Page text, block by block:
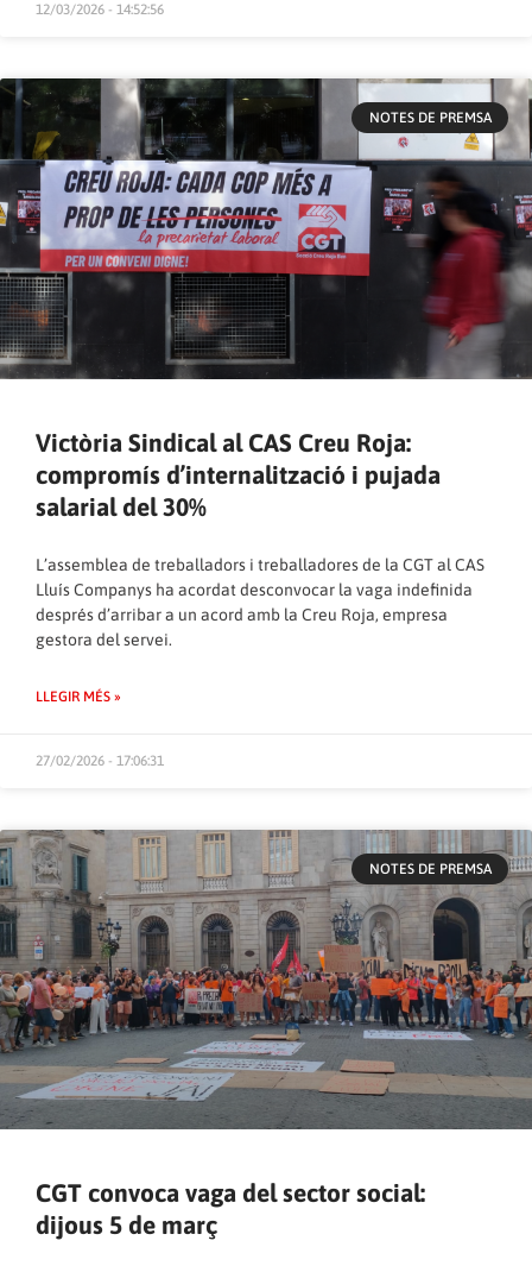
12/03/2026 - 14:52:56
NOTES DE PREMSA
Victòria Sindical al CAS Creu Roja:
compromís d’internalització i pujada
salarial del 30%
L’assemblea de treballadors i treballadores de la CGT al CAS
Lluís Companys ha acordat desconvocar la vaga indefinida
després d’arribar a un acord amb la Creu Roja, empresa
gestora del servei.
LLEGIR MÉS »
27/02/2026 - 17:06:31
NOTES DE PREMSA
CGT convoca vaga del sector social:
dijous 5 de març